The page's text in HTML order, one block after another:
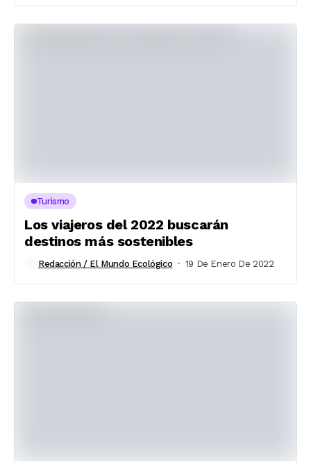
Turismo
Los viajeros del 2022 buscarán
destinos más sostenibles
Redacción / El Mundo Ecológico 19 De Enero De 2022